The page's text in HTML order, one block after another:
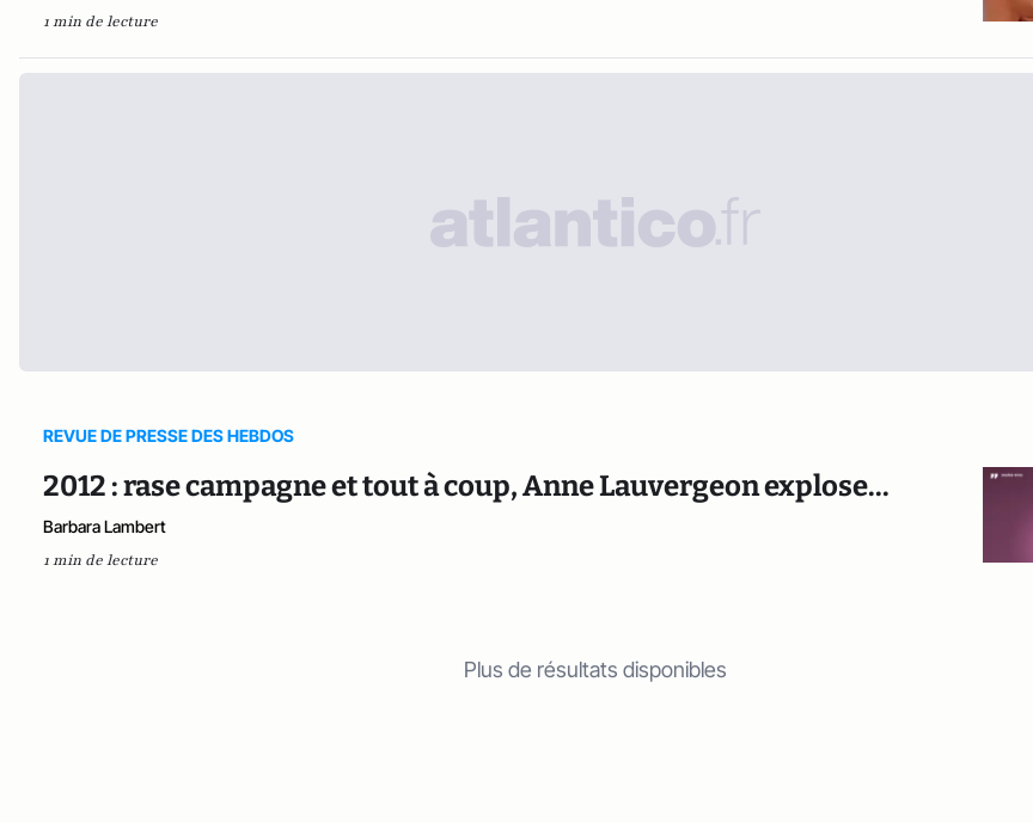
1 min de lecture
REVUE DE PRESSE DES HEBDOS
2012 : rase campagne et tout à coup, Anne Lauvergeon explose...
Barbara Lambert
1 min de lecture
Plus de résultats disponibles